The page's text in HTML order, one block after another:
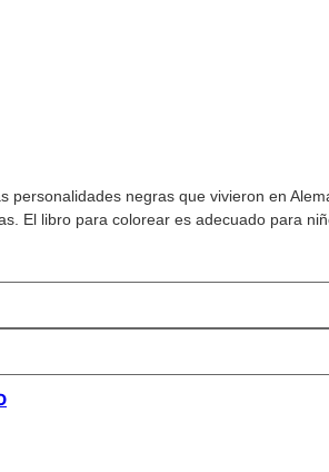
negras que vivieron en
El libro para colorear es adecuado para